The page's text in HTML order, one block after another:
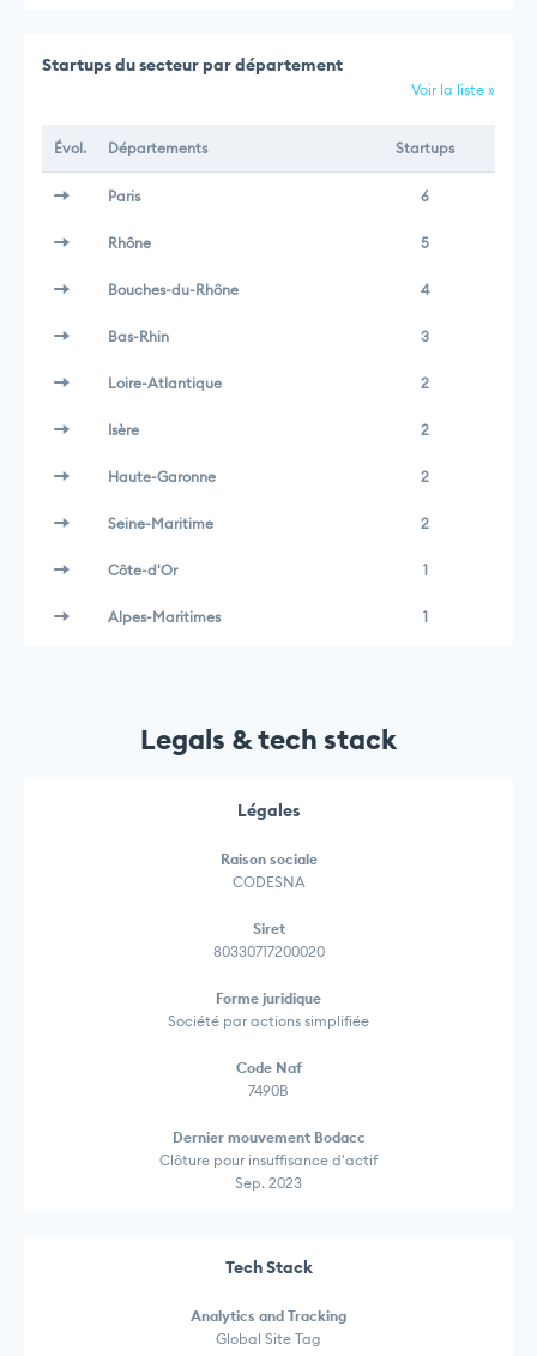
Startups du secteur par département
Voir la liste »
Évol. Départements Startups
Paris 6
Rhône 5
Bouches-du-Rhône 4
Bas-Rhin 3
Loire-Atlantique 2
Isère 2
Haute-Garonne 2
Seine-Maritime 2
Côte-d'Or 1
Alpes-Maritimes 1
Legals & tech stack
Légales
Raison sociale
CODESNA
Siret
80330717200020
Forme juridique
Société par actions simplifiée
Code Naf
7490B
Dernier mouvement Bodacc
Clôture pour insuffisance d'actif
Sep. 2023
Tech Stack
Analytics and Tracking
Global Site Tag